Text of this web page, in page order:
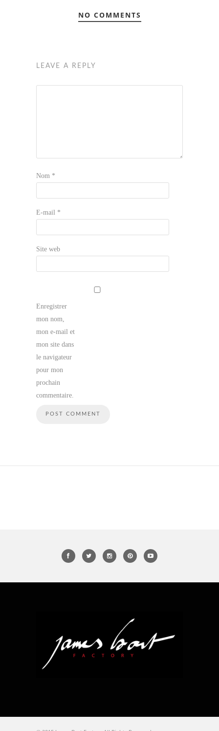
NO COMMENTS
LEAVE A REPLY
Nom *
E-mail *
Site web
Enregistrer
mon nom,
mon e-mail et
mon site dans
le navigateur
pour mon
prochain
commentaire.